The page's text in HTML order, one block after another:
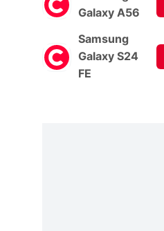
Galaxy A56
Samsung
Galaxy S24
FE